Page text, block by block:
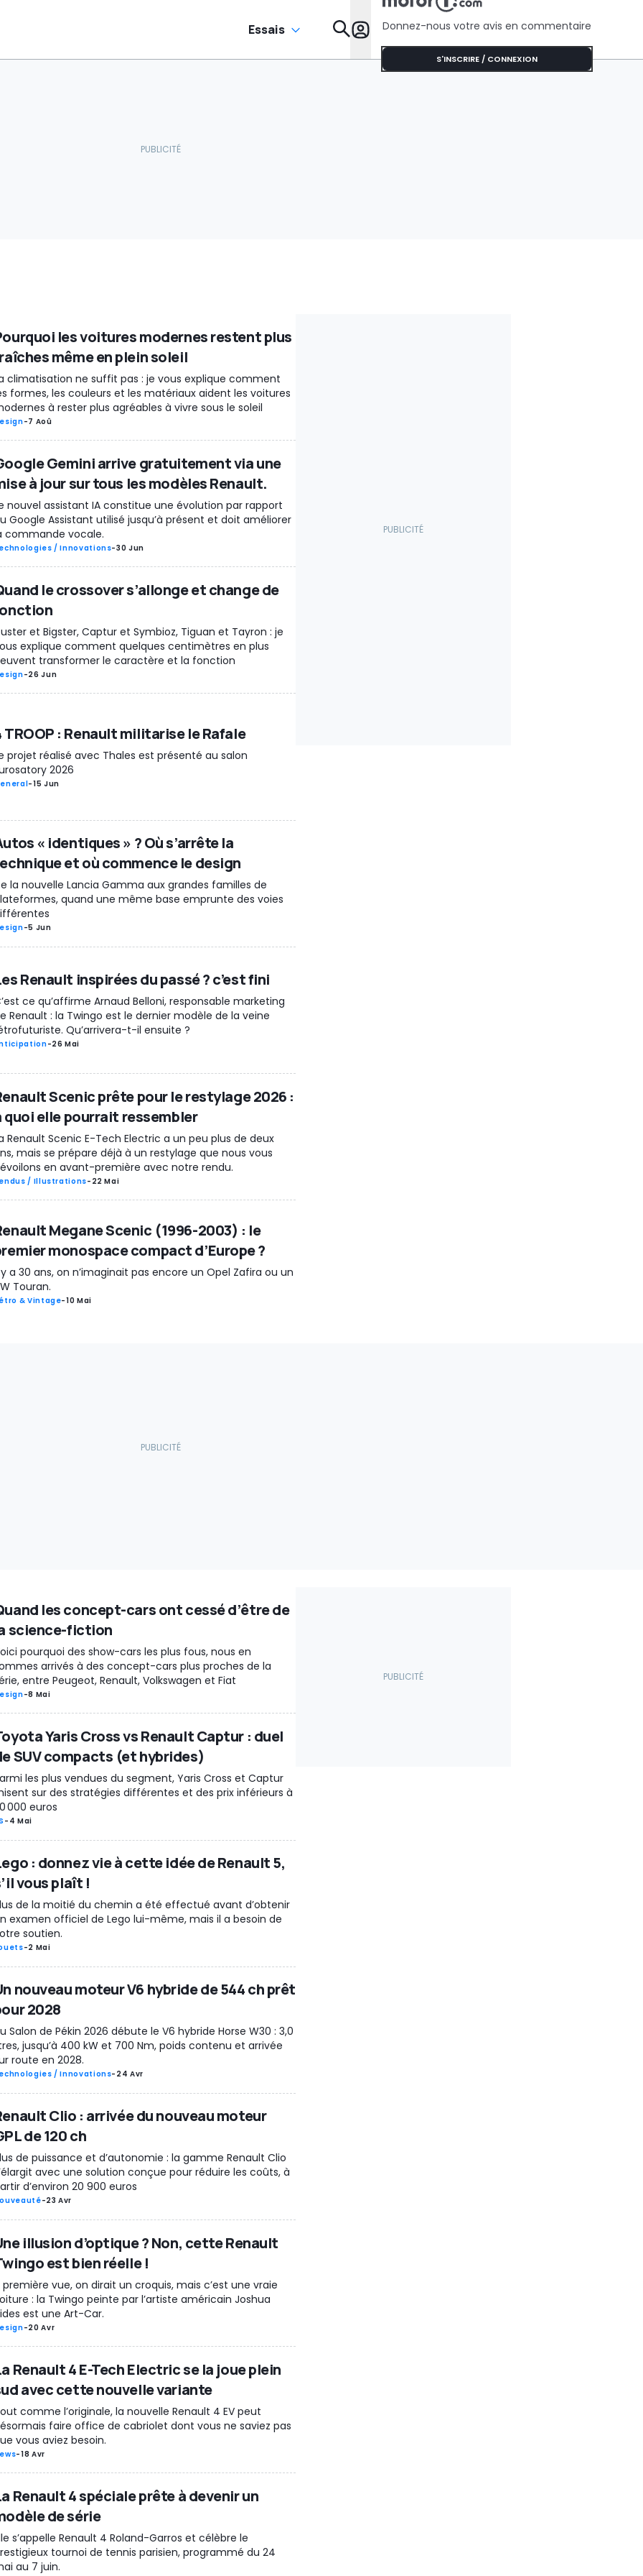
Essais Donnez-nous votre avis en commentaire
S'INSCRIRE / CONNEXION
les voitures modernes restent plus
même en plein soleil
climatisation ne suffit pas : je vous explique comment
formes, les couleurs et les matériaux aident les voitures
à rester plus agréables à vivre sous le soleil
-7 Aoû
Gemini arrive gratuitement via une
à jour sur tous les modèles Renault.
nouvel assistant IA constitue une évolution par rapport
Google Assistant utilisé jusqu’à présent et doit améliorer
commande vocale.
/ Innovations-30 Jun
le crossover s’allonge et change de
et Bigster, Captur et Symbioz, Tiguan et Tayron : je
explique comment quelques centimètres en plus
transformer le caractère et la fonction
-26 Jun
TROOP : Renault militarise le Rafale
projet réalisé avec Thales est présenté au salon
2026
-15 Jun
« identiques » ? Où s’arrête la
et où commence le design
la nouvelle Lancia Gamma aux grandes familles de
quand une même base emprunte des voies
-5 Jun
Renault inspirées du passé ? c’est fini
ce qu’affirme Arnaud Belloni, responsable marketing
Renault : la Twingo est le dernier modèle de la veine
Qu’arrivera-t-il ensuite ?
-26 Mai
Scenic prête pour le restylage 2026 :
quoi elle pourrait ressembler
Renault Scenic E-Tech Electric a un peu plus de deux
mais se prépare déjà à un restylage que nous vous
en avant-première avec notre rendu.
/ Illustrations- 22 Mai
Megane Scenic (1996-2003) : le
monospace compact d’Europe ?
a 30 ans, on n’imaginait pas encore un Opel Zafira ou un
Touran.
& Vintage-10 Mai
les concept-cars ont cessé d’être de
science-fiction
pourquoi des show-cars les plus fous, nous en
arrivés à des concept-cars plus proches de la
entre Peugeot, Renault, Volkswagen et Fiat
-8 Mai
Yaris Cross vs Renault Captur : duel
SUV compacts (et hybrides)
les plus vendues du segment, Yaris Cross et Captur
sur des stratégies différentes et des prix inférieurs à
000 euros
- 4 Mai
: donnez vie à cette idée de Renault 5,
vous plaît !
de la moitié du chemin a été effectué avant d’obtenir
examen officiel de Lego lui-même, mais il a besoin de
soutien.
-2 Mai
nouveau moteur V6 hybride de 544 ch prêt
2028
Salon de Pékin 2026 débute le V6 hybride Horse W30 : 3,0
jusqu’à 400 kW et 700 Nm, poids contenu et arrivée
route en 2028.
/ Innovations- 24 Avr
Clio : arrivée du nouveau moteur
de 120 ch
de puissance et d’autonomie : la gamme Renault Clio
avec une solution conçue pour réduire les coûts, à
d’environ 20 900 euros
-23 Avr
illusion d’optique ? Non, cette Renault
est bien réelle !
première vue, on dirait un croquis, mais c’est une vraie
: la Twingo peinte par l’artiste américain Joshua
est une Art-Car.
-20 Avr
Renault 4 E-Tech Electric se la joue plein
avec cette nouvelle variante
comme l’originale, la nouvelle Renault 4 EV peut
faire office de cabriolet dont vous ne saviez pas
vous aviez besoin.
-18 Avr
Renault 4 spéciale prête à devenir un
de série
s’appelle Renault 4 Roland-Garros et célèbre le
tournoi de tennis parisien, programmé du 24
au 7 juin.